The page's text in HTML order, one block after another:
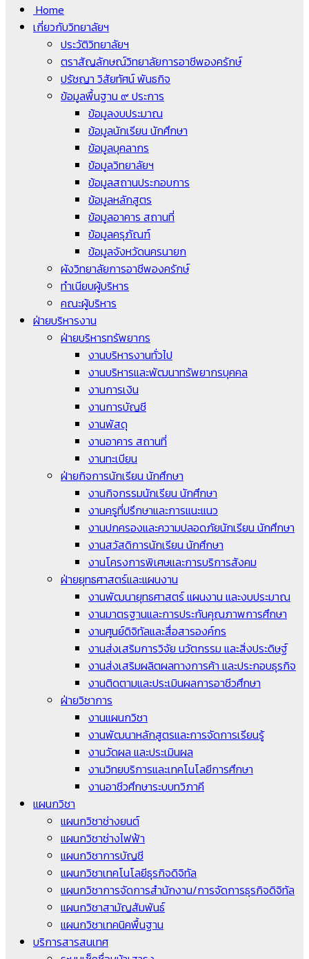
Home
เกี่ยวกับวิทยาลัยฯ
ประวัติวิทยาลัยฯ
ตราสัญลักษณ์วิทยาลัยการอาชีพองครักษ์
ปรัชญา วิสัยทัศน์ พันธกิจ
ข้อมูลพื้นฐาน ๙ ประการ
ข้อมูลงบประมาณ
ข้อมูลนักเรียน นักศึกษา
ข้อมูลบุคลากร
ข้อมูลวิทยาลัยฯ
ข้อมูลสถานประกอบการ
ข้อมูลหลักสูตร
ข้อมูลอาคาร สถานที่
ข้อมูลครุภัณฑ์
ข้อมูลจังหวัดนครนายก
ผังวิทยาลัยการอาชีพองครักษ์
ทำเนียบผู้บริหาร
คณะผู้บริหาร
ฝ่ายบริหารงาน
ฝ่ายบริหารทรัพยากร
งานบริหารงานทั่วไป
งานบริหารและพัฒนาทรัพยากรบุคคล
งานการเงิน
งานการบัญชี
งานพัสดุ
งานอาคาร สถานที่
งานทะเบียน
ฝ่ายกิจการนักเรียน นักศึกษา
งานกิจกรรมนักเรียน นักศึกษา
งานครูที่ปรึกษาและการแนะแนว
งานปกครองและความปลอดภัยนักเรียน นักศึกษา
งานสวัสดิการนักเรียน นักศึกษา
งานโครงการพิเศษและการบริการสังคม
ฝ่ายยุทธศาสตร์และแผนงาน
งานพัฒนายุทธศาสตร์ แผนงาน และงบประมาณ
งานมาตรฐานและการประกันคุณภาพการศึกษา
งานศูนย์ดิจิทัลและสื่อสารองค์กร
งานส่งเสริมการวิจัย นวัตกรรม และสิ่งประดิษฐ์
งานส่งเสริมผลิตผลทางการค้า และประกอบธุรกิจ
งานติดตามและประเมินผลการอาชีวศึกษา
ฝ่ายวิชาการ
งานแผนกวิชา
งานพัฒนาหลักสูตรและการจัดการเรียนรู้
งานวัดผล และประเมินผล
งานวิทยบริการและเทคโนโลยีการศึกษา
งานอาชีวศึกษาระบบทวิภาคี
แผนกวิชา
แผนกวิชาช่างยนต์
แผนกวิชาช่างไฟฟ้า
แผนกวิชาการบัญชี
แผนกวิชาเทคโนโลยีธุรกิจดิจิทัล
แผนกวิชาการจัดการสำนักงาน/การจัดการธุรกิจดิจิทัล
แผนกวิชาสามัญสัมพันธ์
แผนกวิชาเทคนิคพื้นฐาน
บริการสารสนเทศ